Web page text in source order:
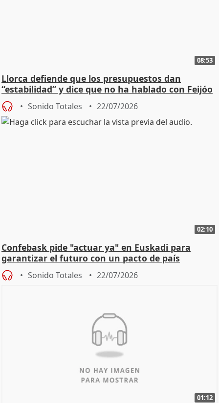
08:53
Llorca defiende que los presupuestos dan
“estabilidad” y dice que no ha hablado con Feijóo
Sonido Totales 22/07/2026
02:10
Confebask pide "actuar ya" en Euskadi para
garantizar el futuro con un pacto de país
Sonido Totales 22/07/2026
01:12